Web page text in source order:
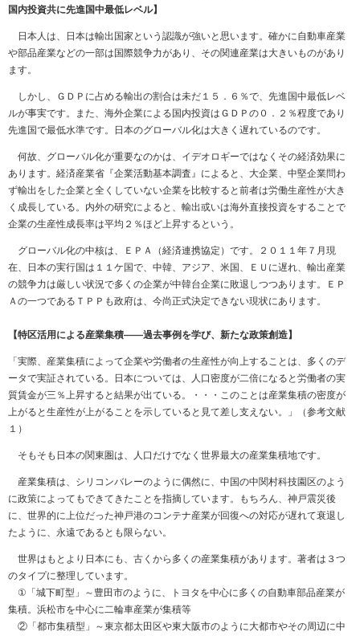
国内投資共に先進国中最低レベル】
日本人は、日本は輸出国家という認識が強いと思います。確かに自動車産業
や部品産業などの一部は国際競争力があり、その関連産業は大きいものがあり
ます。
しかし、ＧＤＰに占める輸出の割合は未だ１５．６％で、先進国中最低レベ
ルが事実です。また、海外企業による国内投資はＧＤＰの０．２％程度であり
先進国で最低水準です。日本のグローバル化は大きく遅れているのです。
何故、グローバル化が重要なのかは、イデオロギーではなくその経済効果に
あります。経済産業省『企業活動基本調査』によると、大企業、中堅企業問わ
ず輸出をした企業と全くしていない企業を比較すると前者は労働生産性が大き
く成長している。内外の研究によると、輸出或いは海外直接投資をすることで
企業の生産性成長率は平均２％ほど上昇するという。
グローバル化の中核は、ＥＰＡ（経済連携協定）です。２０１１年７月現
在、日本の実行国は１１ケ国で、中韓、アジア、米国、ＥＵに遅れ、輸出産業
の競争力は厳しい状況で多くの企業が中韓台企業に敗退しつつあります。ＥＰ
Ａの一つであるＴＰＰも政府は、今尚正式決定できない現状にあります。
【特区活用による産業集積――過去事例を学び、新たな政策創造】
「実際、産業集積によって企業や労働者の生産性が向上することは、多くのデ
ータで実証されている。日本については、人口密度が二倍になると労働者の実
質賃金が三％上昇すると結果が出ている。・・・このことは産業集積の密度が
上がると生産性が上がることを示していると見て差し支えない。」（参考文献
１）
そもそも日本の関東圏は、人口だけでなく世界最大の産業集積地です。
産業集積は、シリコンバレーのように偶然に、中国の中関村科技園区のよう
に政策によってもできてきたことを指摘しています。もちろん、神戸震災後
に、世界的に上位だった神戸港のコンテナ産業が回復への対応が遅れて衰退し
たように、永遠であるとも限らない。
世界はもとより日本にも、古くから多くの産業集積があります。著者は３つ
のタイプに整理しています。
①「城下町型」～豊田市のように、トヨタを中心に多くの自動車部品産業が
集積。浜松市を中心に二輪車産業が集積等
②「都市集積型」～東京都太田区や東大阪市のように大都市やその周辺に中